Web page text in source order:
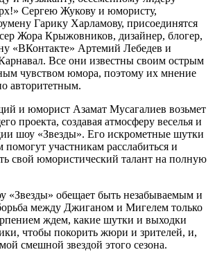
Сергею Жукову и юмористу,
Гарику Харламову, присоединятся
Жора Крыжовников, дизайнер, блогер,
«ВКонтакте» Артемий Лебедев и
Все они известны своим острым
чувством юмора, поэтому их мнение
авторитетным.
и юморист Азамат Мусагалиев возьмет
проекта, создавая атмосферу веселья и
шоу «Звезды». Его искрометные шутки
участникам расслабиться и
свой юмористический талант на полную
«Звезды» обещает быть незабываемым и
между Джиганом и Мигелем только
ждем, какие шутки и выходки
чтобы покорить жюри и зрителей, и,
смешной звездой этого сезона.